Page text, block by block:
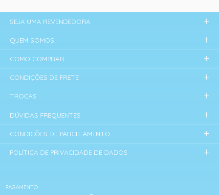
PAGAMENTO
SEJA UMA REVENDEDORA
QUEM SOMOS
COMO COMPRAR
CONDIÇÕES DE FRETE
TROCAS
DÚVIDAS FREQUENTES
CONDIÇÕES DE PARCELAMENTO
POLÍTICA DE PRIVACIDADE DE DADOS